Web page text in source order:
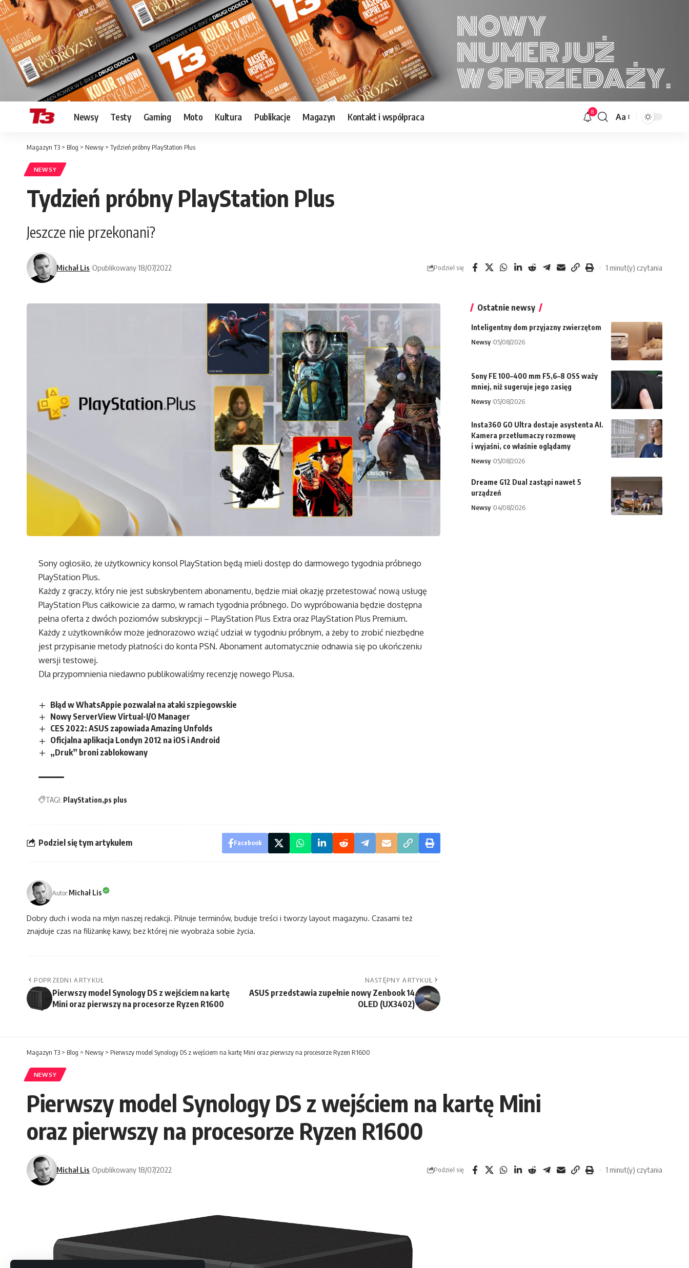
Newsy Testy Gaming Moto Kultura Publikacje Magazyn Kontakt i współpraca 8
Font
Aa
Magazyn T3 > Blog > Newsy > Tydzień próbny PlayStation Plus
NEWSY
Tydzień próbny PlayStation Plus
Jeszcze nie przekonani?
Michał Lis Opublikowany 18/07/2022 Podziel się 1 minut(y) czytania
Sony ogłosiło, że użytkownicy konsol PlayStation będą mieli dostęp do darmowego tygodnia próbnego
PlayStation Plus.
Każdy z graczy, który nie jest subskrybentem abonamentu, będzie miał okazję przetestować nową usługę
PlayStation Plus całkowicie za darmo, w ramach tygodnia próbnego. Do wypróbowania będzie dostępna
pełna oferta z dwóch poziomów subskrypcji – PlayStation Plus Extra oraz PlayStation Plus Premium.
Każdy z użytkowników może jednorazowo wziąć udział w tygodniu próbnym, a żeby to zrobić niezbędne
jest przypisanie metody płatności do konta PSN. Abonament automatycznie odnawia się po ukończeniu
wersji testowej.
Dla przypomnienia niedawno publikowaliśmyrecenzję nowego Plusa.
Błąd w WhatsAppie pozwalał na ataki szpiegowskie
Nowy ServerView Virtual-I/O Manager
CES 2022: ASUS zapowiada Amazing Unfolds
Oficjalna aplikacja Londyn 2012 na iOS i Android
„Druk” broni zablokowany
TAGI: PlayStation ps plus
Podziel się tym artykułem Facebook
Autor:Michał Lis
Dobry duch i woda na młyn naszej redakcji. Pilnuje terminów, buduje treści i tworzy layout magazynu. Czasami też
znajduje czas na filiżankę kawy, bez której nie wyobraża sobie życia.
POPRZEDNI ARTYKUŁ
Pierwszy model Synology DS z wejściem na kartę
Mini oraz pierwszy na procesorze Ryzen R1600
NASTĘPNY ARTYKUŁ
ASUS przedstawia zupełnie nowy Zenbook 14
OLED (UX3402)
Ostatnie newsy
Inteligentny dom przyjazny zwierzętom
Newsy 05/08/2026
Sony FE 100–400 mm F5,6–8 OSS waży
mniej, niż sugeruje jego zasięg
Newsy 05/08/2026
Insta360 GO Ultra dostaje asystenta AI.
Kamera przetłumaczy rozmowę
i wyjaśni, co właśnie oglądamy
Newsy 05/08/2026
Dreame G12 Dual zastąpi nawet 5
urządzeń
Newsy 04/08/2026
Magazyn T3 > Blog > Newsy > Pierwszy model Synology DS z wejściem na kartę Mini oraz pierwszy na procesorze Ryzen R1600
NEWSY
Pierwszy model Synology DS z wejściem na kartę Mini
oraz pierwszy na procesorze Ryzen R1600
Michał Lis Opublikowany 18/07/2022 Podziel się 1 minut(y) czytania